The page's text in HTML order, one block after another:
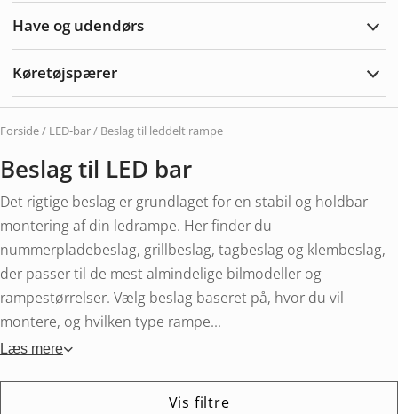
Have og udendørs
Køretøjspærer
Forside/ LED-bar/ Beslag til leddelt rampe
Beslag til LED bar
Det rigtige beslag er grundlaget for en stabil og holdbar
montering af din ledrampe. Her finder du
nummerpladebeslag, grillbeslag, tagbeslag og klembeslag,
der passer til de mest almindelige bilmodeller og
rampestørrelser. Vælg beslag baseret på, hvor du vil
montere, og hvilken type rampe...
Læs mere
Vis filtre